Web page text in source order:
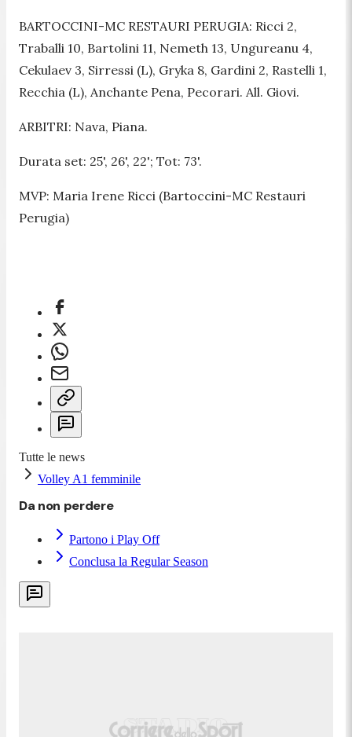
BARTOCCINI-MC RESTAURI PERUGIA: Ricci 2,
Traballi 10, Bartolini 11, Nemeth 13, Ungureanu 4,
Cekulaev 3, Sirressi (L), Gryka 8, Gardini 2, Rastelli 1,
Recchia (L), Anchante Pena, Pecorari. All. Giovi.
ARBITRI: Nava, Piana.
Durata set: 25', 26', 22'; Tot: 73'.
MVP: Maria Irene Ricci (Bartoccini-MC Restauri
Perugia)
Tutte le news
Volley A1 femminile
Da non perdere
Partono i Play Off
Conclusa la Regular Season